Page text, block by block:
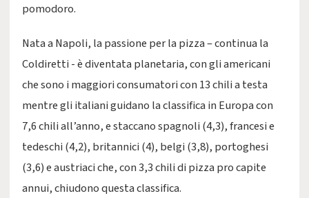
pomodoro.
Nata a Napoli, la passione per la pizza – continua la
Coldiretti - è diventata planetaria, con gli americani
che sono i maggiori consumatori con 13 chili a testa
mentre gli italiani guidano la classifica in Europa con
7,6 chili all’anno, e staccano spagnoli (4,3), francesi e
tedeschi (4,2), britannici (4), belgi (3,8), portoghesi
(3,6) e austriaci che, con 3,3 chili di pizza pro capite
annui, chiudono questa classifica.